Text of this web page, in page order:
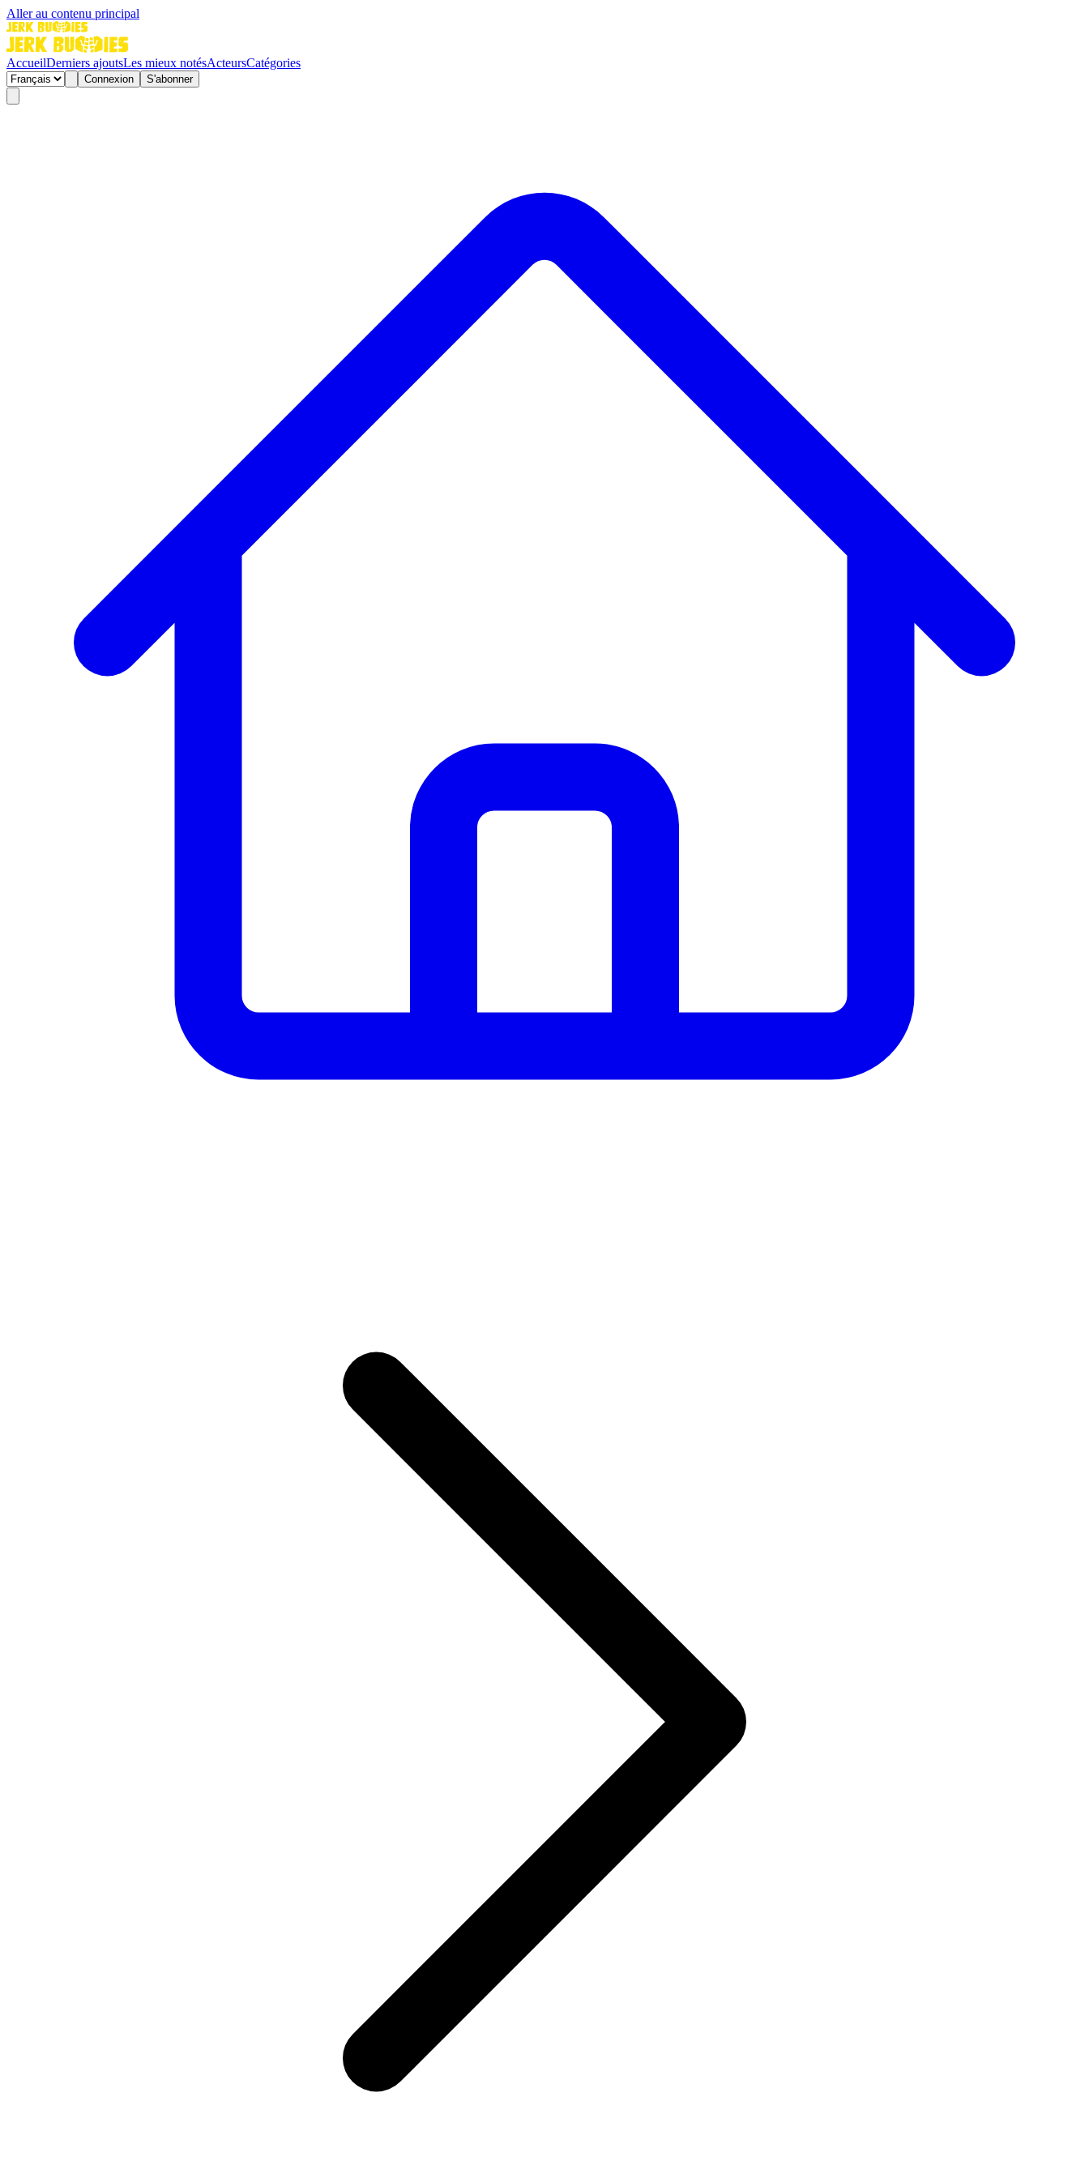
Aller au contenu principal
AccueilDerniers ajoutsLes mieux notésActeursCatégories
Connexion S'abonner